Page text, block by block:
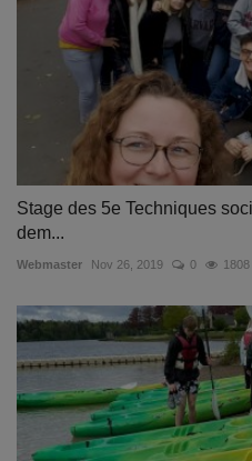
Stage des 5e Techniques
dem...
Webmaster Nov 26, 2019 0 1808